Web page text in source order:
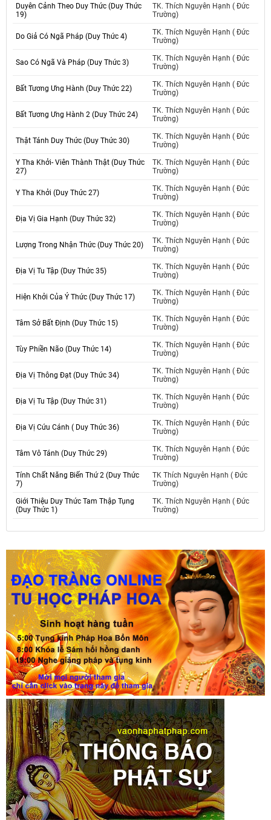
Duyên Cảnh Theo Duy Thức (Duy Thức
19)
TK. Thích Nguyên Hạnh ( Đức
Trường)
Do Giả Có Ngã Pháp (Duy Thức 4)
TK. Thích Nguyên Hạnh ( Đức
Trường)
Sao Có Ngã Và Pháp (Duy Thức 3)
TK. Thích Nguyên Hạnh ( Đức
Trường)
Bất Tương Ưng Hành (Duy Thức 22)
TK. Thích Nguyên Hạnh ( Đức
Trường)
Bất Tương Ưng Hành 2 (Duy Thức 24)
TK. Thích Nguyên Hạnh ( Đức
Trường)
Thật Tánh Duy Thức (Duy Thức 30)
TK. Thích Nguyên Hạnh ( Đức
Trường)
Y Tha Khởi- Viên Thành Thật (Duy Thức
27)
TK. Thích Nguyên Hạnh ( Đức
Trường)
Y Tha Khởi (Duy Thức 27)
TK. Thích Nguyên Hạnh ( Đức
Trường)
Địa Vị Gia Hạnh (Duy Thức 32)
TK. Thích Nguyên Hạnh ( Đức
Trường)
Lượng Trong Nhận Thức (Duy Thức 20)
TK. Thích Nguyên Hạnh ( Đức
Trường)
Địa Vị Tu Tập (Duy Thức 35)
TK. Thích Nguyên Hạnh ( Đức
Trường)
Hiện Khởi Của Ý Thức (Duy Thức 17)
TK. Thích Nguyên Hạnh ( Đức
Trường)
Tâm Sở Bất Định (Duy Thức 15)
TK. Thích Nguyên Hạnh ( Đức
Trường)
Tùy Phiền Não (Duy Thức 14)
TK. Thích Nguyên Hạnh ( Đức
Trường)
Địa Vị Thông Đạt (Duy Thức 34)
TK. Thích Nguyên Hạnh ( Đức
Trường)
Địa Vị Tu Tập (Duy Thức 31)
TK. Thích Nguyên Hạnh ( Đức
Trường)
Địa Vị Cứu Cánh ( Duy Thức 36)
TK. Thích Nguyên Hạnh ( Đức
Trường)
Tâm Vô Tánh (Duy Thức 29)
TK. Thích Nguyên Hạnh ( Đức
Trường)
Tính Chất Năng Biến Thứ 2 (Duy Thức
7)
TK Thích Nguyên Hạnh ( Đức
Trường)
Giới Thiệu Duy Thức Tam Thập Tụng
(Duy Thức 1)
TK. Thích Nguyên Hạnh ( Đức
Trường)